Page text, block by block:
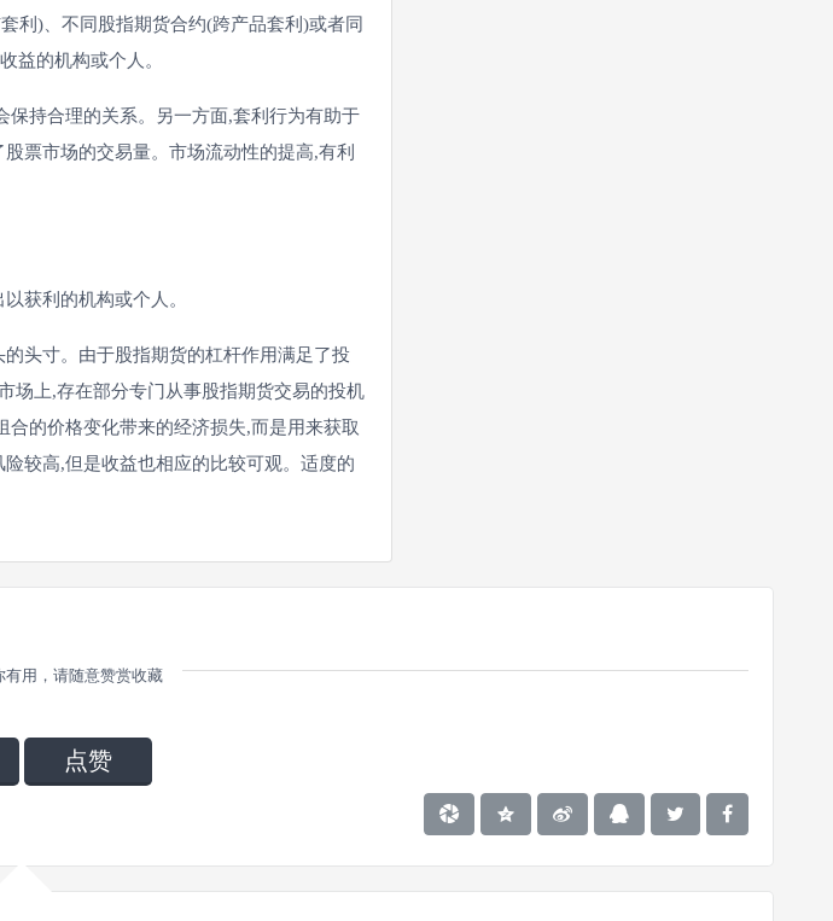
)、不同股指期货合约(跨产品套利)或者同
益的机构或个人。
持合理的关系。另一方面,套利行为有助于
票市场的交易量。市场流动性的提高,有利
获利的机构或个人。
头寸。由于股指期货的杠杆作用满足了投
场上,存在部分专门从事股指期货交易的投机
的价格变化带来的经济损失,而是用来获取
较高,但是收益也相应的比较可观。适度的
有用，请随意赞赏收藏
点赞